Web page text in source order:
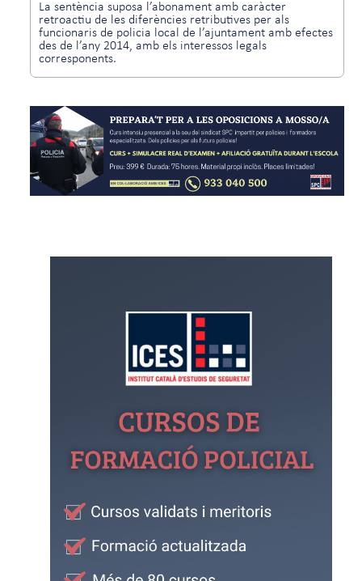
La sentència suposa l’abonament amb caràcter
retroactiu de les diferències retributives per als
funcionaris de policia local de l’ajuntament amb efectes
des de l’any 2014, amb els interessos legals
corresponents.